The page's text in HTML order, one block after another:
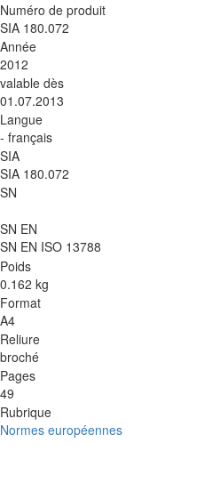
Numéro de produit
SIA 180.072
Année
2012
valable dès
01.07.2013
Langue
- français
SIA
SIA 180.072
SN
SN EN
SN EN ISO 13788
Poids
0.162 kg
Format
A4
Reliure
broché
Pages
49
Rubrique
Normes européennes